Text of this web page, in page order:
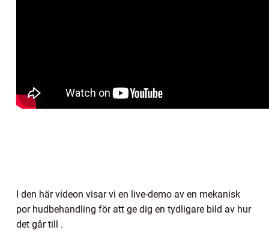
I den här videon visar vi en live-demo av en mekanisk
por hudbehandling för att ge dig en tydligare bild av hur
det går till .